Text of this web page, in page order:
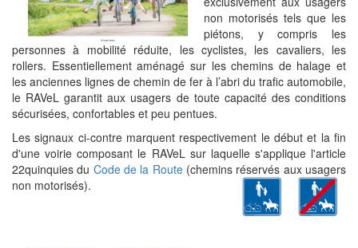
non motorisés tels que les
piétons, y compris les
personnes à mobilité réduite, les cyclistes, les cavaliers, les
rollers. Essentiellement aménagé sur les chemins de halage et
les anciennes lignes de chemin de fer à l’abri du trafic automobile,
le RAVeL garantit aux usagers de toute capacité des conditions
sécurisées, confortables et peu pentues.
Les signaux ci-contre marquent respectivement le début et la fin
d'une voirie composant le RAVeL sur laquelle s'applique l'article
22quinquies du Code de la Route(chemins réservés aux usagers
non motorisés).